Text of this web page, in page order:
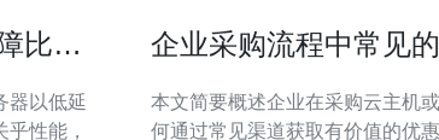
比较
器以低延
性能，
企业采购流程中常见
本文简要概述企业在采购云主机
何通过常见渠道获取有价值的优